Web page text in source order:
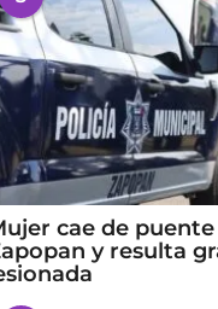
cae de
y resulta